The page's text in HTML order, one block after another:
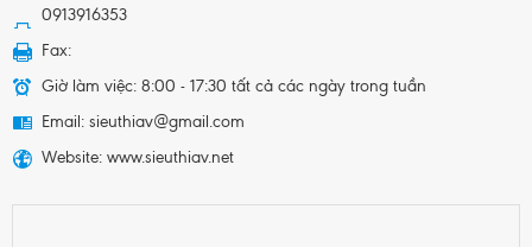
0913916353
Fax:
Giờ làm việc: 8:00 - 17:30 tất cả các ngày trong tuần
Email: sieuthiav@gmail.com
Website: www.sieuthiav.net